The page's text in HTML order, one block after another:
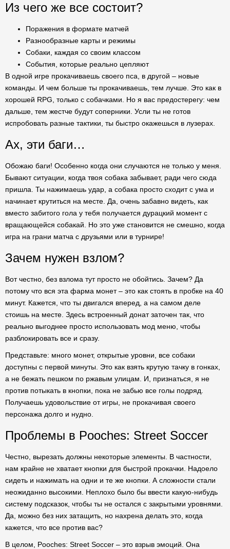
Из чего же все состоит?
Поражения в формате матчей
Разнообразные карты и режимы
Собаки, каждая со своим классом
События, которые реально цепляют
В одной игре прокачиваешь своего пса, в другой – новые
команды. И чем больше ты прокачиваешь, тем лучше. Это как в
хорошей RPG, только с собачками. Но я вас предостерегу: чем
дальше, тем жестче будут соперники. Усли ты не готов
испробовать разные тактики, ты быстро окажешься в лузерах.
Ах, эти баги…
Обожаю баги! Особенно когда они случаются не только у меня.
Бывают ситуации, когда твоя собака забывает, ради чего сюда
пришла. Ты нажимаешь удар, а собака просто сходит с ума и
начинает крутиться на месте. Да, очень забавно видеть, как
вместо забитого гола у тебя получается дурацкий момент с
вращающейся собакай. Но это уже становится не смешно, когда
игра на грани матча с друзьями или в турнире!
Зачем нужен взлом?
Вот честно, без взлома тут просто не обойтись. Зачем? Да
потому что вся эта фарма монет – это как стоять в пробке на 40
минут. Кажется, что ты двигался вперед, а на самом деле
стоишь на месте. Здесь встроенный донат заточен так, что
реально выгоднее просто использовать мод меню, чтобы
разблокировать все и сразу.
Представьте: много монет, открытые уровни, все собаки
доступны с первой минуты. Это как взять крутую тачку в гонках,
а не бежать пешком по ржавым улицам. И, признаться, я не
против потыкать в кнопки, пока не забью все голы подряд.
Получаешь удовольствие от игры, не прокачивая своего
персонажа долго и нудно.
Проблемы в Pooches: Street Soccer
Честно, вырезать должны некоторые элементы. В частности,
нам крайне не хватает кнопки для быстрой прокачки. Надоело
сидеть и нажимать на одни и те же кнопки. А сложности стали
неожиданно высокими. Неплохо было бы ввести какую-нибудь
систему подсказок, чтобы ты не остался с закрытыми уровнями.
Да, можно без них затащить, но нахрена делать это, когда
кажется, что все против вас?
В целом, Pooches: Street Soccer – это взрыв эмоций. Она